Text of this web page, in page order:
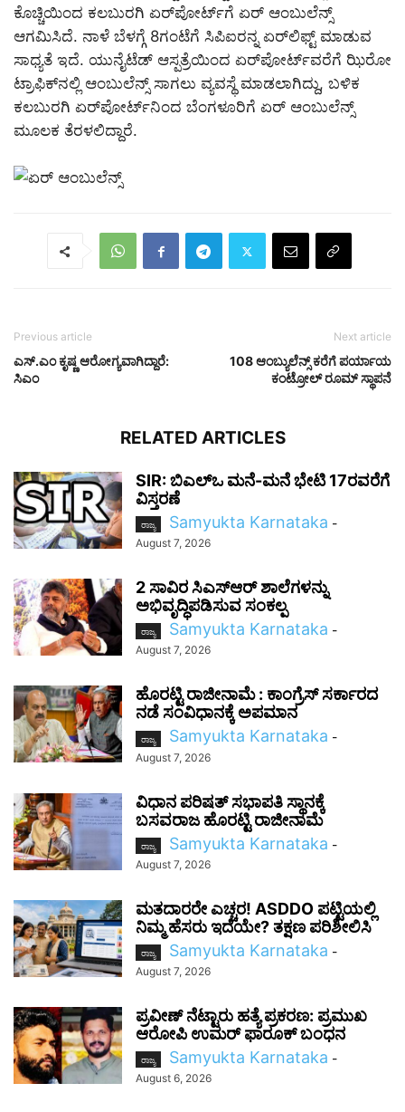
ಕೊಚ್ಚಿಯಿಂದ ಕಲಬುರಗಿ ಏರ್‌ಪೋರ್ಟ್‌ಗೆ ಏರ್ ಆಂಬುಲೆನ್ಸ್
ಆಗಮಿಸಿದೆ. ನಾಳೆ ಬೆಳಗ್ಗೆ 8ಗಂಟೆಗೆ ಸಿಪಿಐರನ್ನ ಏರ್‌ಲಿಫ್ಟ್ ಮಾಡುವ
ಸಾಧ್ಯತೆ ಇದೆ. ಯುನೈಟೆಡ್ ಆಸ್ಪತ್ರೆಯಿಂದ ಏರ್‌ಪೋರ್ಟ್‌ವರೆಗೆ ಝಿರೋ
ಟ್ರಾಫಿಕ್‌ನಲ್ಲಿ ಆಂಬುಲೆನ್ಸ್‌ ಸಾಗಲು ವ್ಯವಸ್ಥೆ ಮಾಡಲಾಗಿದ್ದು, ಬಳಿಕ
ಕಲಬುರಗಿ ಏರ್‌ಪೋರ್ಟ್‌‌ನಿಂದ ಬೆಂಗಳೂರಿಗೆ ಏರ್ ಆಂಬುಲೆನ್ಸ್
ಮೂಲಕ ತೆರಳಲಿದ್ದಾರೆ.
Previous article
ಎಸ್.ಎಂ ಕೃಷ್ಣ ಆರೋಗ್ಯವಾಗಿದ್ದಾರೆ:
ಸಿಎಂ
Next article
108 ಆಂಬ್ಯುಲೆನ್ಸ್ ಕರೆಗೆ ಪರ್ಯಾಯ
ಕಂಟ್ರೋಲ್ ರೂಮ್ ಸ್ಥಾಪನೆ
RELATED ARTICLES
SIR: ಬಿಎಲ್ಒ ಮನೆ-ಮನೆ ಭೇಟಿ 17ರವರೆಗೆ
ವಿಸ್ತರಣೆ
ರಾಜ್ಯ Samyukta Karnataka -
August 7, 2026
2 ಸಾವಿರ ಸಿಎಸ್‌ಆರ್ ಶಾಲೆಗಳನ್ನು
ಅಭಿವೃದ್ಧಿಪಡಿಸುವ ಸಂಕಲ್ಪ
ರಾಜ್ಯ Samyukta Karnataka -
August 7, 2026
ಹೊರಟ್ಟಿ ರಾಜೀನಾಮೆ : ಕಾಂಗ್ರೆಸ್ ಸರ್ಕಾರದ
ನಡೆ ಸಂವಿಧಾನಕ್ಕೆ ಅಪಮಾನ
ರಾಜ್ಯ Samyukta Karnataka -
August 7, 2026
ವಿಧಾನ ಪರಿಷತ್ ಸಭಾಪತಿ ಸ್ಥಾನಕ್ಕೆ
ಬಸವರಾಜ ಹೊರಟ್ಟಿ ರಾಜೀನಾಮೆ
ರಾಜ್ಯ Samyukta Karnataka -
August 7, 2026
ಮತದಾರರೇ ಎಚ್ಚರ! ASDDO ಪಟ್ಟಿಯಲ್ಲಿ
ನಿಮ್ಮ ಹೆಸರು ಇದೆಯೇ? ತಕ್ಷಣ ಪರಿಶೀಲಿಸಿ
ರಾಜ್ಯ Samyukta Karnataka -
August 7, 2026
ಪ್ರವೀಣ್ ನೆಟ್ಟಾರು ಹತ್ಯೆ ಪ್ರಕರಣ: ಪ್ರಮುಖ
ಆರೋಪಿ ಉಮರ್ ಫಾರೂಕ್ ಬಂಧನ
ರಾಜ್ಯ Samyukta Karnataka -
August 6, 2026